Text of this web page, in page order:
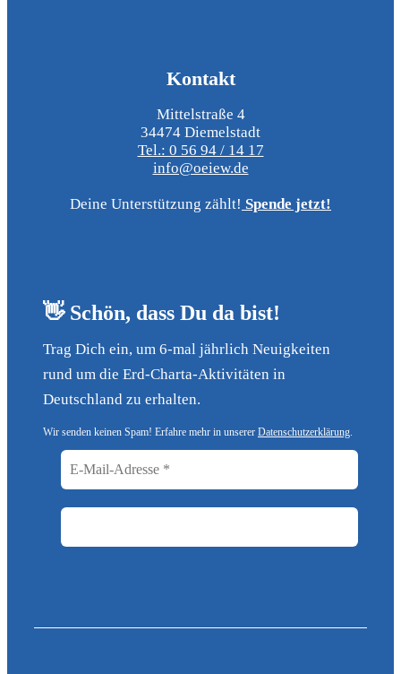
👋 Schön, dass Du da bist!
Trag Dich ein, um 6-mal jährlich Neuigkeiten
rund um die Erd-Charta-Aktivitäten in
Deutschland zu erhalten.
Wir senden keinen Spam! Erfahre mehr in unserer Datenschutzerklärung.
Kontakt
Mittelstraße 4
34474 Diemelstadt
Tel.: 0 56 94 / 14 17
info@oeiew.de
Deine Unterstützung zählt! Spende jetzt!